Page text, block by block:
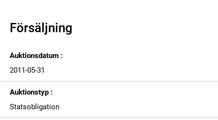
Försäljning
Auktionsdatum :
2011-05-31
Auktionstyp :
Statsobligation